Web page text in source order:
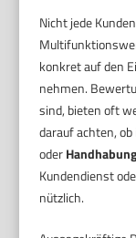
Nicht jede
konkret auf den
nehmen.
sind, bieten oft
darauf achten,
oder
Kundendienst
nützlich.